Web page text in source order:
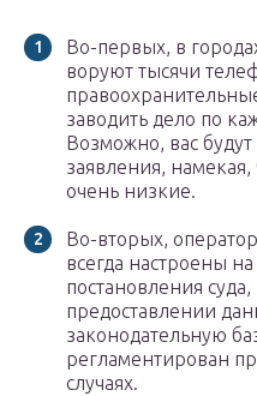
Во-первых, в
воруют тысячи
заводить дело по
Возможно, вас будут
заявления,
очень низкие.
Во-вторых,
всегда настроены
постановления суда,
предоставлении
законодательную
регламентирован
случаях.